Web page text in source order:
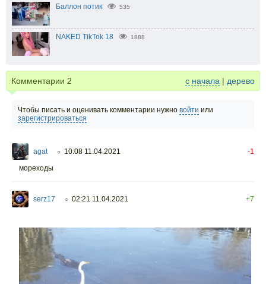
Баллон потик 535
NAKED TikTok 18 1888
Комментарии 2 с начала | дерево
Чтобы писать и оценивать комментарии нужно войти или
зарегистрироваться
agat ○ 10:08 11.04.2021
-1
мореходы
serz17 ○ 02:21 11.04.2021 +7